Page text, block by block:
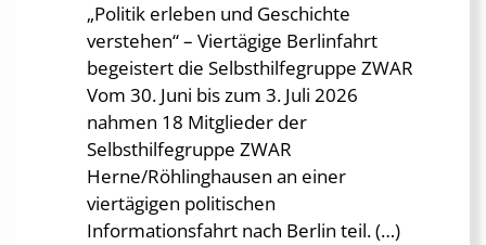
„Politik erleben und Geschichte
verstehen“ – Viertägige Berlinfahrt
begeistert die Selbsthilfegruppe ZWAR
Vom 30. Juni bis zum 3. Juli 2026
nahmen 18 Mitglieder der
Selbsthilfegruppe ZWAR
Herne/Röhlinghausen an einer
viertägigen politischen
Informationsfahrt nach Berlin teil. (…)